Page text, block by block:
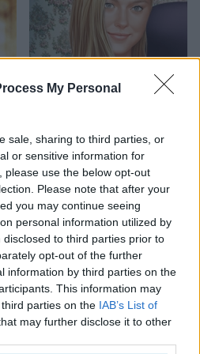
My Personal
sale, sharing to third parties, or
or sensitive information for
please use the below opt-out
Please note that after your
you may continue seeing
personal information utilized by
to third parties prior to
opt-out of the further
information by third parties on the
This information may
parties on the IAB’s List of
may further disclose it to other
Dakota Fanning True Make Up
Amanda Seyfried True Make Up Nina: Costume Party